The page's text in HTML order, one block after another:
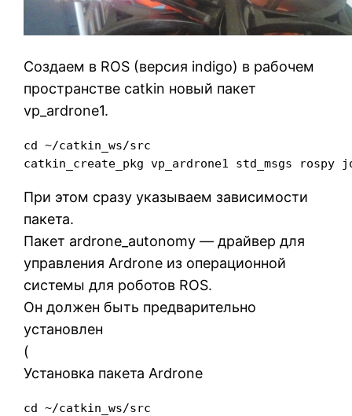
Создаем в ROS (версия indigo) в рабочем
пространстве catkin новый пакет
vp_ardrone1.
cd ~/catkin_ws/src
При этом сразу указываем зависимости
пакета.
Пакет ardrone_autonomy — драйвер для
управления Ardrone из операционной
системы для роботов ROS.
Он должен быть предварительно
установлен
(
Установка пакета Ardrone
cd ~/catkin_ws/src